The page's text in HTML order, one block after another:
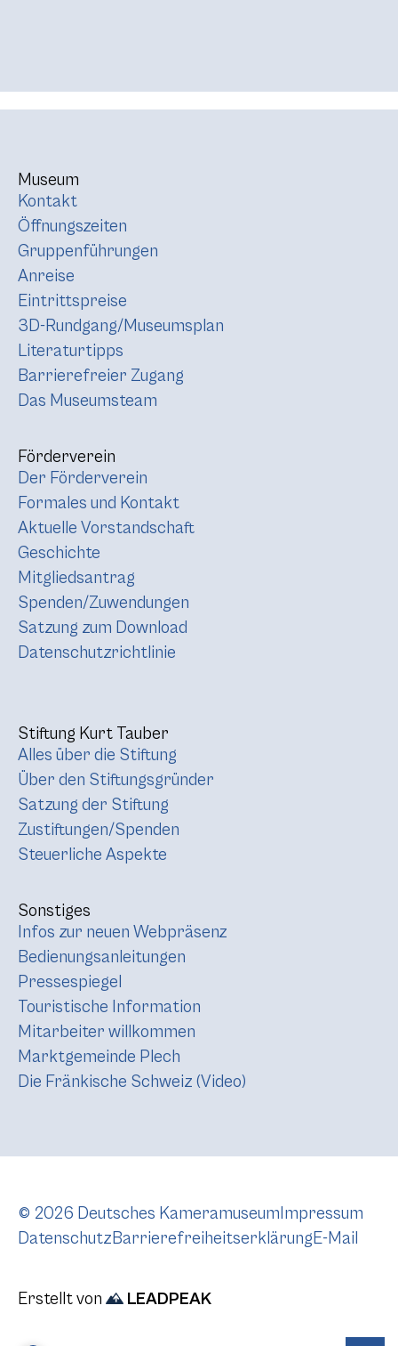
Museum
Kontakt
Öffnungszeiten
Gruppenführungen
Anreise
Eintrittspreise
3D-Rundgang/Museumsplan
Literaturtipps
Barrierefreier Zugang
Das Museumsteam
Förderverein
Der Förderverein
Formales und Kontakt
Aktuelle Vorstandschaft
Geschichte
Mitgliedsantrag
Spenden/Zuwendungen
Satzung zum Download
Datenschutzrichtlinie
Stiftung Kurt Tauber
Alles über die Stiftung
Über den Stiftungsgründer
Satzung der Stiftung
Zustiftungen/Spenden
Steuerliche Aspekte
Sonstiges
Infos zur neuen Webpräsenz
Bedienungsanleitungen
Pressespiegel
Touristische Information
Mitarbeiter willkommen
Marktgemeinde Plech
Die Fränkische Schweiz (Video)
© 2026 Deutsches Kameramuseum Impressum
DatenschutzBarrierefreiheitserklärungE-Mail
Erstellt von LEADPEAK